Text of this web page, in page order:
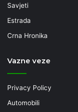
Savjeti
Estrada
Crna Hronika
Vazne veze
Privacy Policy
Automobili